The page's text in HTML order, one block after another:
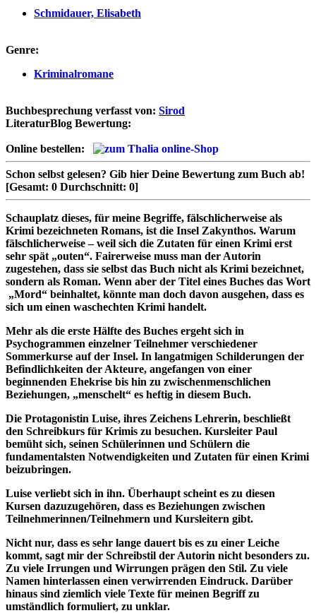
Schmidauer, Elisabeth
Genre:
Kriminalromane
Buchbesprechung verfasst von: Sirod
LiteraturBlog Bewertung:
Online bestellen:
Schon selbst gelesen? Gib hier Deine Bewertung zum Buch ab!
[Gesamt: 0 Durchschnitt: 0]
Schauplatz dieses, für meine Begriffe, fälschlicherweise als
Krimi bezeichneten Romans, ist die Insel Zakynthos. Warum
fälschlicherweise – weil sich die Zutaten für einen Krimi erst
sehr spät „outen“. Fairerweise muss man der Autorin
zugestehen, dass sie selbst das Buch nicht als Krimi bezeichnet,
sondern als Roman. Wenn aber der Titel eines Buches das Wort
„Mord“ beinhaltet, könnte man doch davon ausgehen, dass es
sich um einen waschechten Krimi handelt.
Mehr als die erste Hälfte des Buches ergeht sich in
Psychogrammen einzelner Teilnehmer verschiedener
Sommerkurse auf der Insel. In langatmigen Schilderungen der
Befindlichkeiten der Akteure, angefangen von einer
beginnenden Ehekrise bis hin zu zwischenmenschlichen
Beziehungen, „menschelt“ es heftig in diesem Buch.
Die Protagonistin Luise, ihres Zeichens Lehrerin, beschließt
den Schreibkurs für Krimis zu besuchen. Kursleiter Paul
bemüht sich, seinen Schülerinnen und Schülern die
fundamentalsten Notwendigkeiten und Zutaten für einen Krimi
beizubringen.
Luise verliebt sich in ihn. Überhaupt scheint es zu diesen
Kursen dazuzugehören, dass es Beziehungen zwischen
Teilnehmerinnen/Teilnehmern und Kursleitern gibt.
Nicht nur, dass es sehr lange dauert bis es zu einer Leiche
kommt, sagt mir der Schreibstil der Autorin nicht besonders zu.
Zu viele Irrungen und Wirrungen prägen den Stil. Zu viele
Namen hinterlassen einen verwirrenden Eindruck. Darüber
hinaus sind ziemlich viele Texte für meinen Begriff zu
umständlich formuliert, zu unklar.